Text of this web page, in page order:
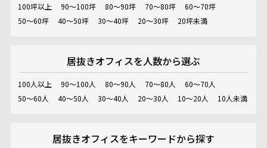
100坪以上 90～100坪 80～90坪 70～80坪
60～70坪
50～60坪
40～50坪 30～40坪 20～30坪 20坪未満
居抜きオフィスを人数から選ぶ
100人以上 90～100人 80～90人 70～80人
60～70人
50～60人
40～50人 30～40人 20～30人 10～20人 10人未満
居抜きオフィスをキーワードから探す